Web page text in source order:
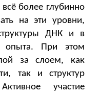
более глубинно
на эти уровни,
ДНК и в
опыта. При этом
за слоем, как
так и структур
участие